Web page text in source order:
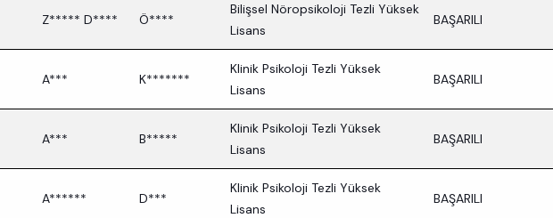
Z***** D**** Ö****
Bilişsel Nöropsikoloji Tezli Yüksek
Lisans
BAŞARILI
A*** K*******
Klinik Psikoloji Tezli Yüksek
Lisans
BAŞARILI
A*** B*****
Klinik Psikoloji Tezli Yüksek
Lisans
BAŞARILI
A****** D***
Klinik Psikoloji Tezli Yüksek
Lisans
BAŞARILI